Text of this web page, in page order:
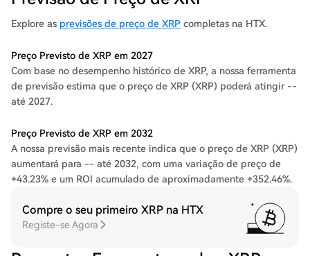
Explore as previsões de preço de XRP completas na HTX.
Preço Previsto de XRP em 2027
Com base no desempenho histórico de XRP, a nossa ferramenta
de previsão estima que o preço de XRP (XRP) poderá atingir --
até 2027.
Preço Previsto de XRP em 2032
A nossa previsão mais recente indica que o preço de XRP (XRP)
aumentará para -- até 2032, com uma variação de preço de
+43.23% e um ROI acumulado de aproximadamente +352.46%.
Compre o seu primeiro XRP na HTX
Registe-se Agora